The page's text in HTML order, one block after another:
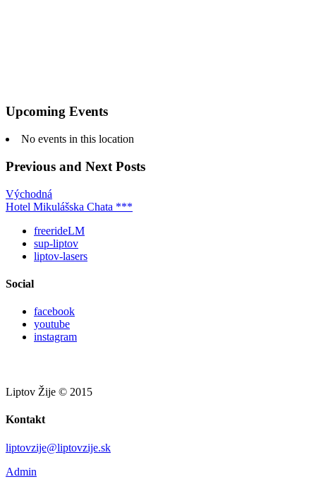
Upcoming Events
No events in this location
Previous and Next Posts
Východná
Hotel Mikulášska Chata ***
freerideLM
sup-liptov
liptov-lasers
Social
facebook
youtube
instagram
Liptov Žije © 2015
Kontakt
liptovzije@liptovzije.sk
Admin